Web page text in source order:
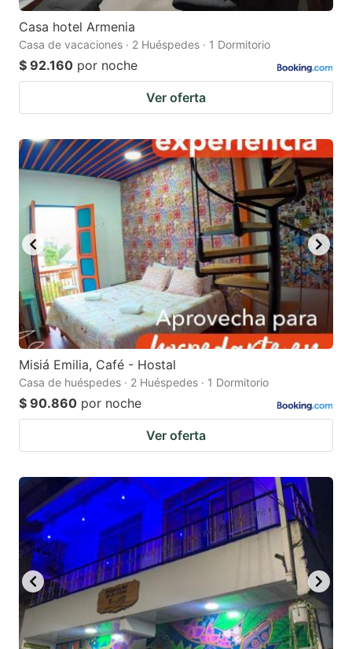
Casa hotel Armenia
Casa de vacaciones · 2 Huéspedes · 1 Dormitorio
$ 92.160 por noche
Ver oferta
Misiá Emilia, Café - Hostal
Casa de huéspedes · 2 Huéspedes · 1 Dormitorio
$ 90.860 por noche
Ver oferta